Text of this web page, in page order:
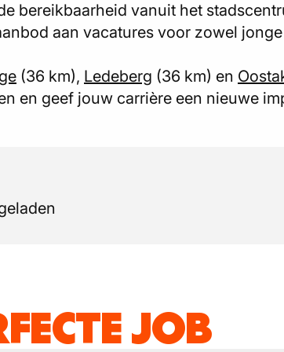
bereikbaarheid vanuit het
aan vacatures voor zowel jonge
(36 km), Ledeberg (36 km) en
en geef jouw carrière een nieuwe
JOB